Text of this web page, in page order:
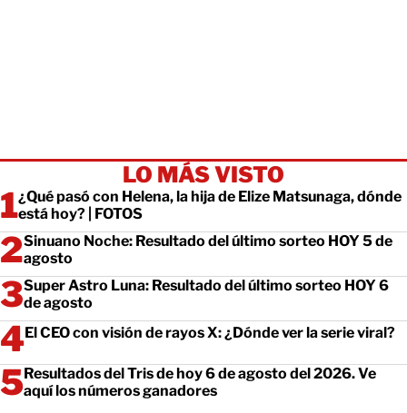
LO MÁS VISTO
¿Qué pasó con Helena, la hija de Elize Matsunaga, dónde
está hoy? | FOTOS
Sinuano Noche: Resultado del último sorteo HOY 5 de
agosto
Super Astro Luna: Resultado del último sorteo HOY 6
de agosto
El CEO con visión de rayos X: ¿Dónde ver la serie viral?
Resultados del Tris de hoy 6 de agosto del 2026. Ve
aquí los números ganadores